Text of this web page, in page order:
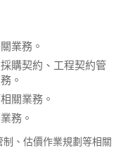
業務。
購契約、工程契約管
。
關業務。
務。
、估價作業規劃等相關